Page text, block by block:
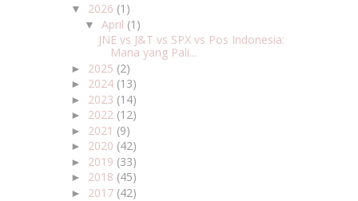
▼ 2026 (1)
▼April (1)
JNE vs J&T vs SPX vs Pos Indonesia:
Mana yang Pali...
► 2025 (2)
► 2024 (13)
► 2023 (14)
► 2022 (12)
► 2021 (9)
► 2020 (42)
► 2019 (33)
► 2018 (45)
► 2017 (42)